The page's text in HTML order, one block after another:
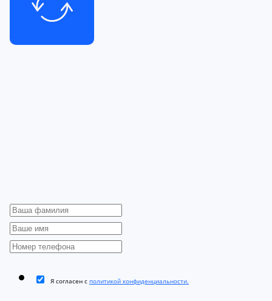
Я согласен с политикой конфиденциальности.